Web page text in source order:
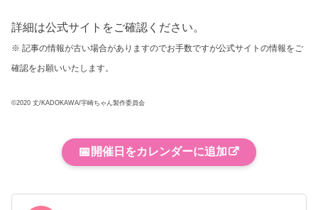
詳細は公式サイトをご確認ください。
※ 記事の情報が古い場合がありますのでお手数ですが公式サイトの情報をご
確認をお願いいたします。
©2020 丈/KADOKAWA/宇崎ちゃん製作委員会
📅 開催日をカレンダーに追加